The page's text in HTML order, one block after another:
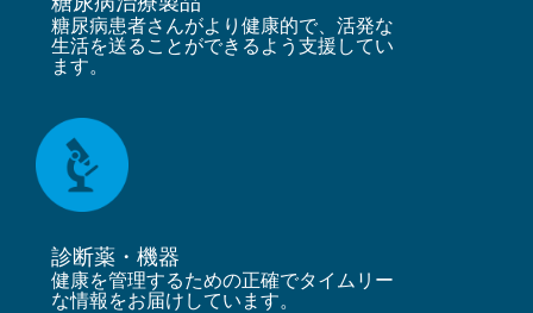
糖尿病患者さんがより健康的で、活発な
生活を送ることができるよう支援してい
ます。
診断薬・機器
健康を管理するための正確でタイムリー
な情報をお届けしています。